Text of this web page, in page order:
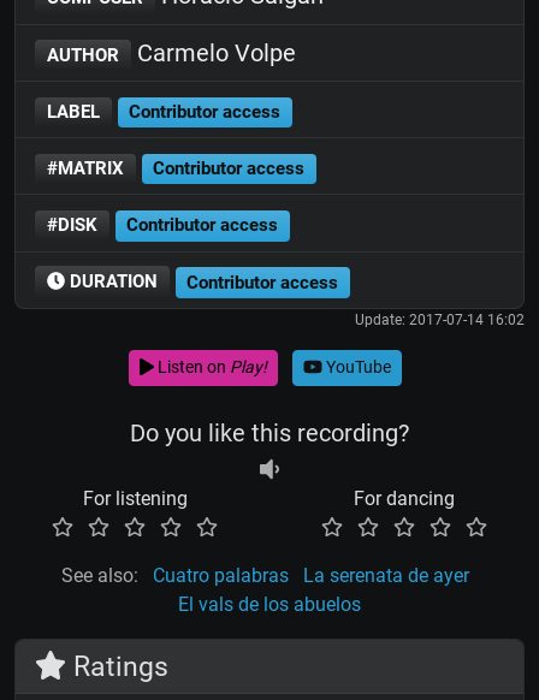
AUTHOR Carmelo Volpe
LABEL Contributor access
#MATRIX Contributor access
#DISK Contributor access
DURATION Contributor access
Update: 2017-07-14 16:02
Listen on Play! YouTube
Do you like this recording?
For listening For dancing
See also: Cuatro palabras
La serenata de ayer
El vals de los abuelos
Ratings